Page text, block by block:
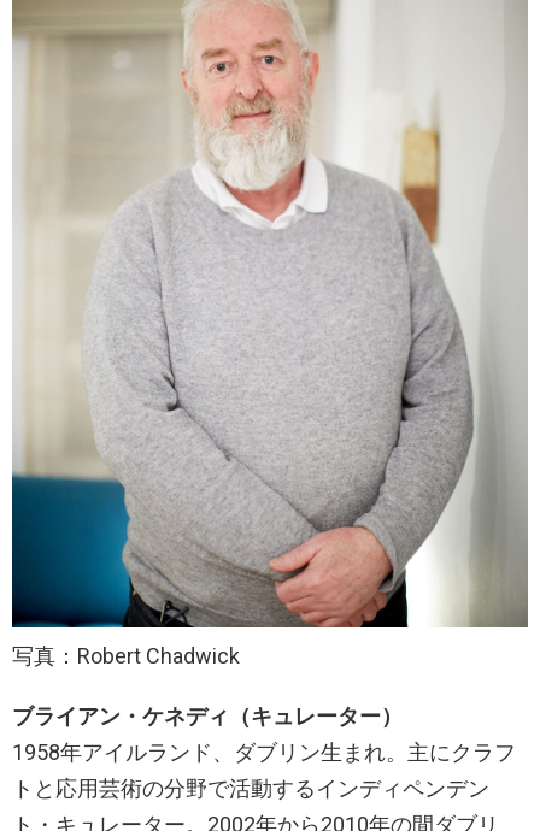
写真：Robert Chadwick
ブライアン・ケネディ（キュレーター）
1958年アイルランド、ダブリン生まれ。主にクラフ
トと応用芸術の分野で活動するインディペンデン
ト・キュレーター。2002年から2010年の間ダブリ